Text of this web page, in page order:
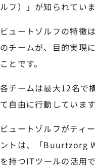
ルフ）」が知られていま
ビュートゾルフの特徴
のチームが、目的実現
ことです。
各チームは最大12名で
て自由に行動しています
ビュートゾルフがティ
ントは、「Buurtzorg
を持つITツールの活用で